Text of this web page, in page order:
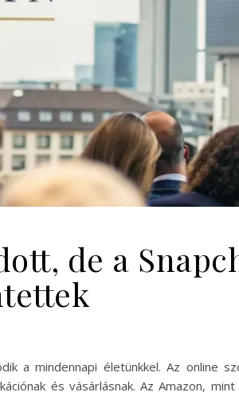
de a
a mindennapi életünkkel. Az online
és vásárlásnak. Az Amazon,